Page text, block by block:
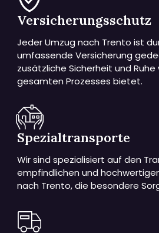
Versicherungsschutz
Jeder Umzug nach Trento ist
umfassende Versicherung
zusätzliche Sicherheit und
gesamten Prozesses bietet.
Spezialtransporte
Wir sind spezialisiert auf den
empfindlichen und
nach Trento, die besondere